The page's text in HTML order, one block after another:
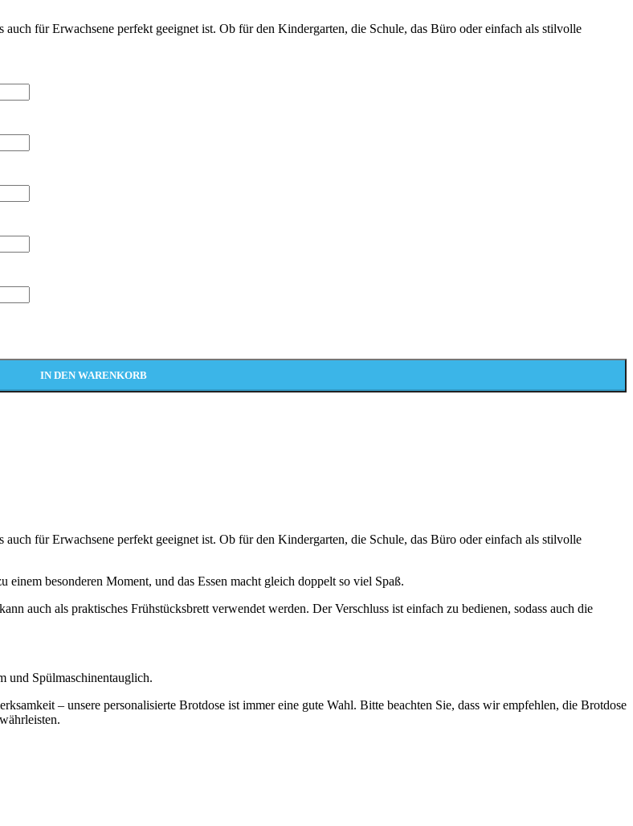
für Erwachsene perfekt geeignet ist. Ob für den Kindergarten, die Schule, das Büro oder einfach als stilvolle
IN DEN WARENKORB
für Erwachsene perfekt geeignet ist. Ob für den Kindergarten, die Schule, das Büro oder einfach als stilvolle
besonderen Moment, und das Essen macht gleich doppelt so viel Spaß.
auch als praktisches Frühstücksbrett verwendet werden. Der Verschluss ist einfach zu bedienen, sodass auch die
und Spülmaschinentauglich.
– unsere personalisierte Brotdose ist immer eine gute Wahl. Bitte beachten Sie, dass wir empfehlen, die Brotdose